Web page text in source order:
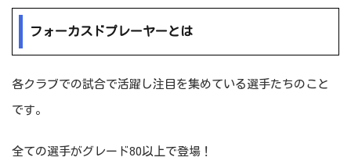
フォーカスドプレーヤーとは
各クラブでの試合で活躍し注目を集めている選手たちのこと
です。
全ての選手がグレード80以上で登場！